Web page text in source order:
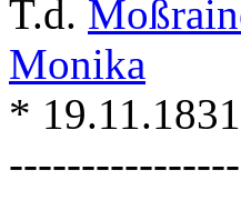
T.d.
Monika
*